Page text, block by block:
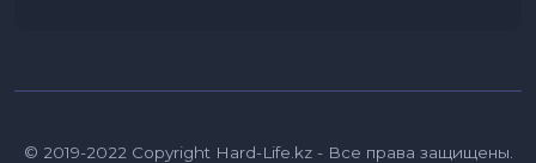
© 2019-2022 Copyright Hard-Life.kz - Все права защищены.